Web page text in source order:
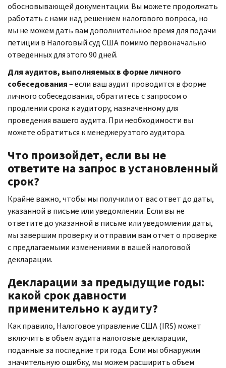
обосновывающей документации. Вы можете продолжать
работать с нами над решением налогового вопроса, но
мы не можем дать вам дополнительное время для подачи
петиции в Налоговый суд США помимо первоначально
отведенных для этого 90 дней.
Для аудитов, выполняемых в форме личного
собеседования– если ваш аудит проводится в форме
личного собеседования, обратитесь с запросом о
продлении срока к аудитору, назначенному для
проведения вашего аудита. При необходимости вы
можете обратиться к менеджеру этого аудитора.
Что произойдет, если вы не
ответите на запрос в установленный
срок?
Крайне важно, чтобы мы получили от вас ответ до даты,
указанной в письме или уведомлении. Если вы не
ответите до указанной в письме или уведомлении даты,
мы завершим проверку и отправим вам отчет о проверке
с предлагаемыми изменениями в вашей налоговой
декларации.
Декларации за предыдущие годы:
какой срок давности
применительно к аудиту?
Как правило, Налоговое управление США (IRS) может
включить в объем аудита налоговые декларации,
поданные за последние три года. Если мы обнаружим
значительную ошибку, мы можем расширить объем